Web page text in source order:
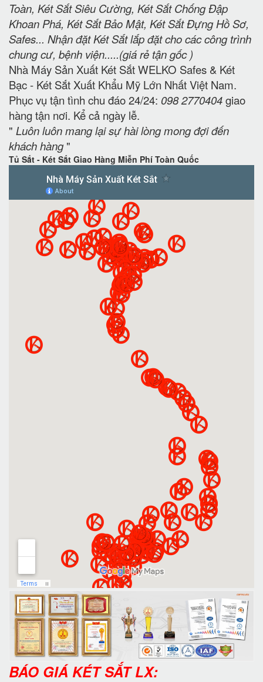
Toàn, Két Sắt Siêu Cường, Két Sắt Chống Đập
Khoan Phá, Két Sắt Bảo Mật, Két Sắt Đựng Hồ Sơ,
Safes... Nhận đặt Két Sắt lắp đặt cho các công trình
chung cư, bệnh viện.....(giá rẻ tận gốc )
Nhà Máy Sản Xuất Két Sắt WELKO Safes & Két
Bạc - Két Sắt Xuất Khẩu Mỹ Lớn Nhất Việt Nam.
Phục vụ tận tình chu đáo 24/24: 098 2770404giao
hàng tận nơi. Kể cả ngày lễ.
" Luôn luôn mang lại sự hài lòng mong đợi đến
khách hàng"
Tủ Sắt - Két Sắt Giao Hàng Miễn Phí Toàn Quốc
BÁO GIÁ KÉT SẮT LX: